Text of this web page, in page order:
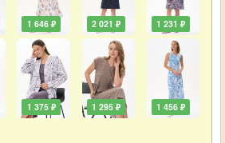
1 646 ₽
1 375 ₽
2 021 ₽
1 295 ₽
1 231 ₽
1 456 ₽